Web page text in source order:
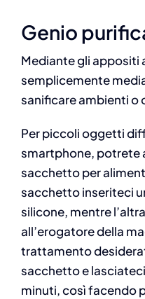
Genio
Mediante gli appositi
semplicemente
sanificare ambienti o
Per piccoli oggetti
smartphone, potrete
sacchetto per
sacchetto inseriteci
silicone, mentre
all’erogatore della
trattamento
sacchetto e
minuti, così facendo